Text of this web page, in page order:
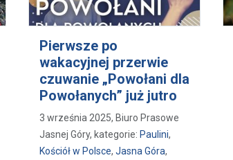
Pierwsze po
wakacyjnej przerwie
czuwanie „Powołani dla
Powołanych” już jutro
3 września 2025, Biuro Prasowe
Jasnej Góry, kategorie: Paulini,
Kościół w Polsce, Jasna Góra,